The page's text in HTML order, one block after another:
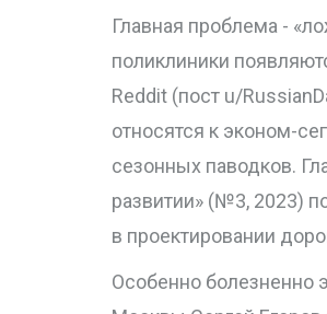
Главная проблема -
поликлиники
Reddit (пост u/
относятся к эконом-
сезонных паводков.
развитии» (№3, 2023)
в проектировании
Особенно болезненно